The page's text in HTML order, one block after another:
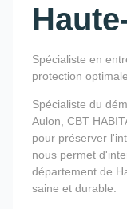
Spécialiste en
protection optimale
Spécialiste du
Aulon, CBT
pour préserver
nous permet
département de
saine et durable.